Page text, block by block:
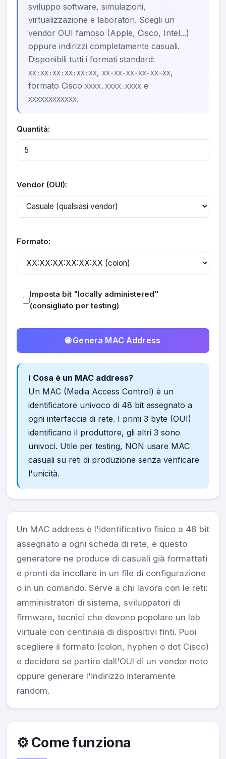
sviluppo software, simulazioni,
virtualizzazione e laboratori. Scegli un
vendor OUI famoso (Apple, Cisco, Intel...)
oppure indirizzi completamente casuali.
Disponibili tutti i formati standard:
XX:XX:XX:XX:XX:XX, XX-XX-XX-XX-XX-XX,
formato Cisco XXXX.XXXX.XXXX e
XXXXXXXXXXXX.
Quantità:
Vendor (OUI):
Formato:
Imposta bit "locally administered"
(consigliato per testing)
🌐 Genera MAC Address
ℹ️ Cosa è un MAC address?
Un MAC (Media Access Control) è un
identificatore univoco di 48 bit assegnato a
ogni interfaccia di rete. I primi 3 byte (OUI)
identificano il produttore, gli altri 3 sono
univoci. Utile per testing, NON usare MAC
casuali su reti di produzione senza verificare
l'unicità.
Un MAC address è l'identificativo fisico a 48 bit
assegnato a ogni scheda di rete, e questo
generatore ne produce di casuali già formattati
e pronti da incollare in un file di configurazione
o in un comando. Serve a chi lavora con le reti:
amministratori di sistema, sviluppatori di
firmware, tecnici che devono popolare un lab
virtuale con centinaia di dispositivi finti. Puoi
scegliere il formato (colon, hyphen o dot Cisco)
e decidere se partire dall'OUI di un vendor noto
oppure generare l'indirizzo interamente
random.
⚙️ Come funziona